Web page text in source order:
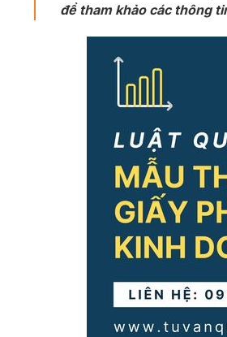
để tham khảo các thông